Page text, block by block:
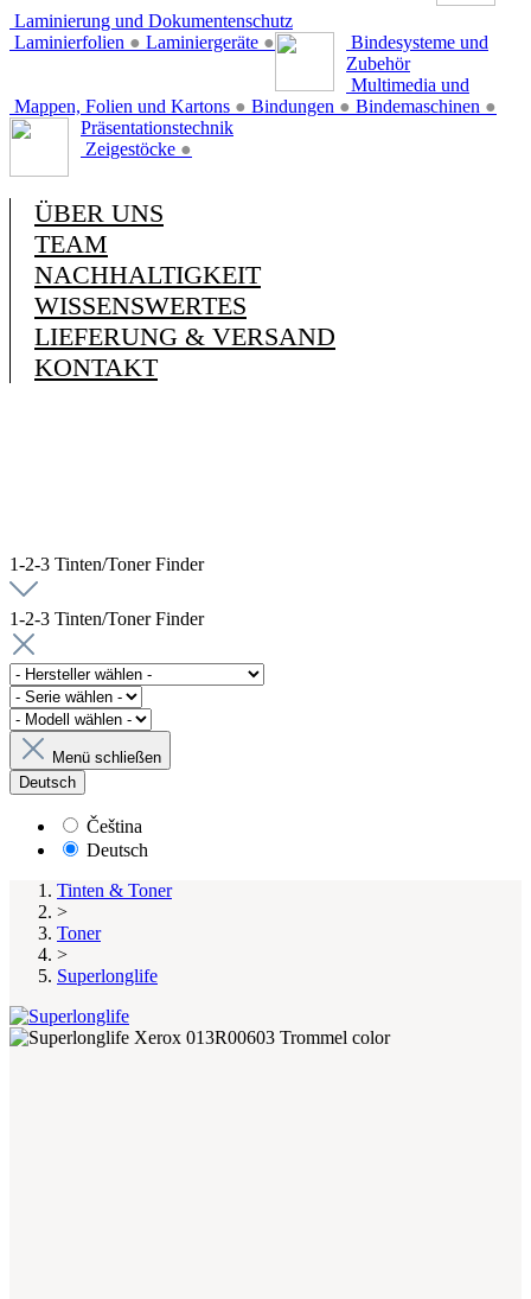
Laminierung und Dokumentenschutz
Laminierfolien ● Laminiergeräte ●
Bindesysteme und
Zubehör
Mappen, Folien und Kartons ● Bindungen ● Bindemaschinen ●
Multimedia und
Präsentationstechnik
Zeigestöcke ●
ÜBER UNS
TEAM
NACHHALTIGKEIT
WISSENSWERTES
LIEFERUNG & VERSAND
KONTAKT
1-2-3 Tinten/Toner Finder
1-2-3 Tinten/Toner Finder
Menü schließen
Deutsch
Čeština
Deutsch
Tinten & Toner
>
Toner
>
Superlonglife